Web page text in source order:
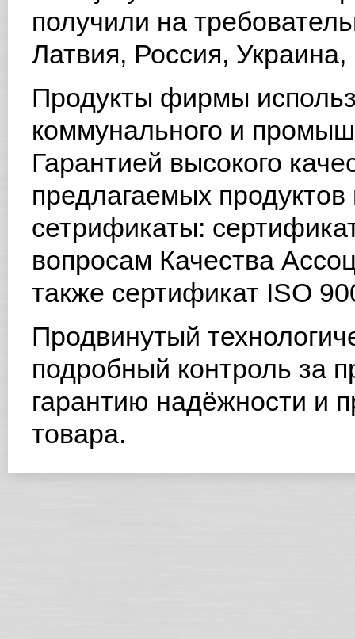
получили на
Латвия, Россия,
Продукты фирмы
коммунального и
Гарантией высокого
предлагаемых продуктов
сетрификаты:
вопросам Качества
также сертификат ISO
Продвинутый
подробный контроль за
гарантию надёжности и
товара.